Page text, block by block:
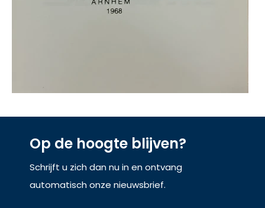
Op de hoogte blijven?
Schrijft u zich dan nu in en ontvang
automatisch onze nieuwsbrief.